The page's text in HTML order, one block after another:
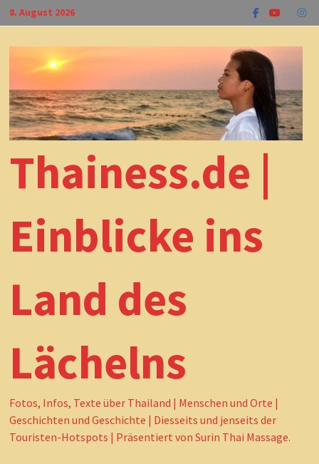
Zum
Inhalt
springen
8. August 2026
Thainess.de |
Einblicke ins
Land des
Lächelns
Fotos, Infos, Texte über Thailand | Menschen und Orte |
Geschichten und Geschichte | Diesseits und jenseits der
Touristen-Hotspots | Präsentiert von Surin Thai Massage.